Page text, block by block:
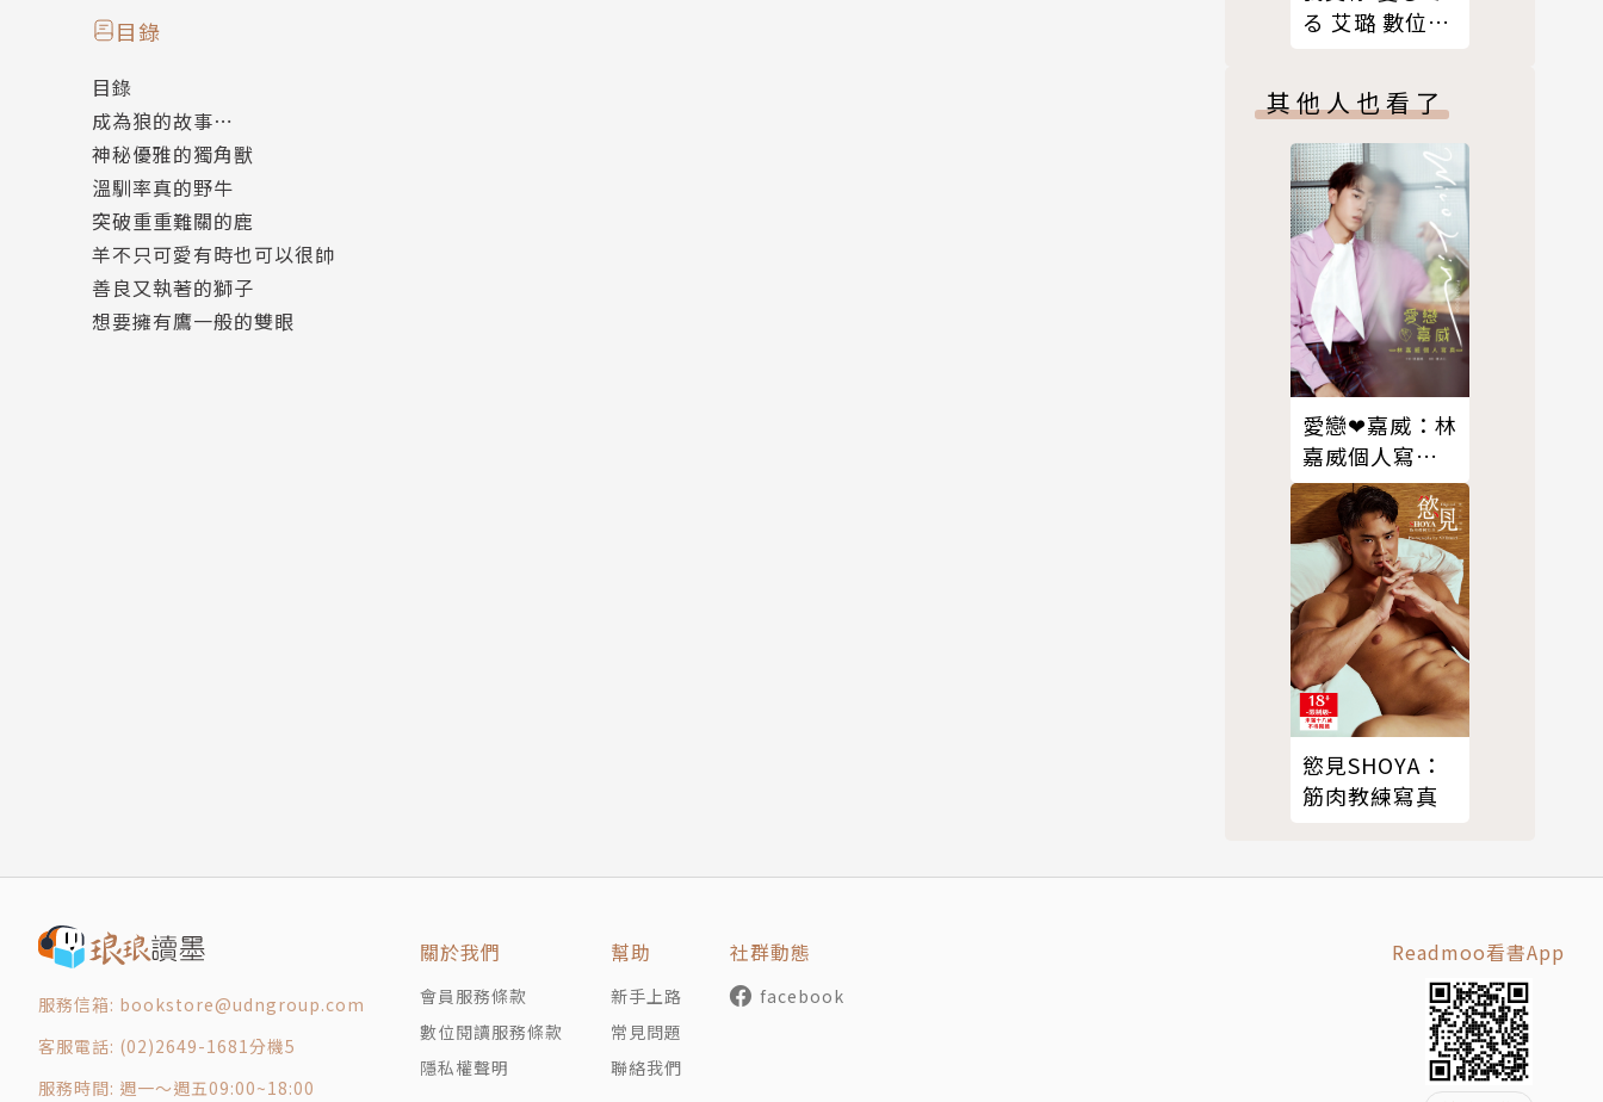
李漢城
身高：184
體重：82
生日：1988/09/20
本人姓李名漢城，不過我不是韓國人，而是道道地地的賽德克族臺灣人。從小開始學習輕艇，不為了錢財名利，只為了自
己的興趣，在不斷的堅持與努力下，目前仍然為中華台北輕艇激流標竿的代表隊員之一，也於2016年國手選拔賽中奪得
冠軍，還好平時的自我要求訓練夠扎實，不知不覺間也練就一身好身材，才有幸遇上經紀人JIMMY哥，進而栽培往演藝圈
發展。 雖然之前也斷斷續續參與過內衣褲代言與模特兒大賽，但此寫真書為正式出道的第一個作品，期盼大家能夠支持
樂這方面也很有興趣，我們自己本身也很喜歡唱歌，只要一有空都會跑去唱歌，這也算是我們的休閒活動，也因為這個關
係，從小就懷抱著一個明星夢的我們，一定會把握這個機會，努力地從中學習，也會好好的表現自己，來答謝大家對我們
的支持。
重要經歷：
2015被媒體封為台灣排球始上最強雙胞胎、電眼雙雄
目錄
目錄
成為狼的故事⋯
神秘優雅的獨角獸
溫馴率真的野牛
突破重重難關的鹿
羊不只可愛有時也可以很帥
善良又執著的獅子
想要擁有鷹一般的雙眼
る 艾璐 數位寫
其他人也看了
愛戀❤嘉威：林
嘉威個人寫真
Wico Lin
Photobook
慾見SHOYA：
筋肉教練寫真
服務信箱: bookstore@udngroup.com
客服電話: (02)2649-1681分機5
服務時間: 週一～週五09:00~18:00
關於我們
會員服務條款
數位閱讀服務條款
隱私權聲明
幫助
新手上路
常見問題
聯絡我們
社群動態
facebook
Readmoo看書App